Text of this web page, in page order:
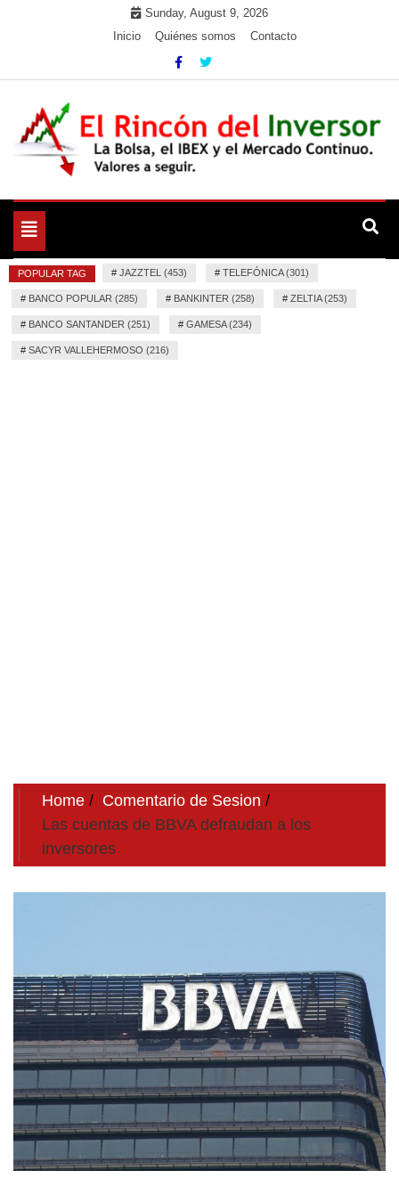
Sunday, August 9, 2026
Inicio
Quiénes somos Contacto
El Rincón del Inversor
Toggle
navigation
POPULAR TAG # JAZZTEL (453) # TELEFÓNICA (301)
# BANCO POPULAR (285) # BANKINTER (258) # ZELTIA (253)
# BANCO SANTANDER (251) # GAMESA (234)
# SACYR VALLEHERMOSO (216)
Home
Comentario de Sesion
Las cuentas de BBVA defraudan a los
inversores